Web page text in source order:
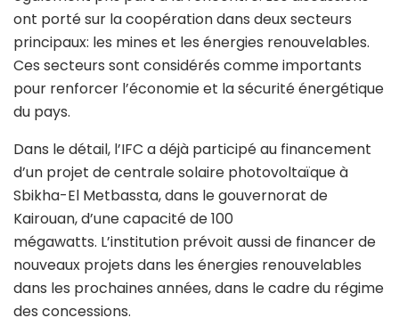
ont porté sur la coopération dans deux secteurs
principaux: les mines et les énergies renouvelables.
Ces secteurs sont considérés comme importants
pour renforcer l’économie et la sécurité énergétique
du pays.
Dans le détail, l’IFC a déjà participé au financement
d’un projet de centrale solaire photovoltaïque à
Sbikha-El Metbassta, dans le gouvernorat de
Kairouan, d’une capacité de 100
mégawatts. L’institution prévoit aussi de financer de
nouveaux projets dans les énergies renouvelables
dans les prochaines années, dans le cadre du régime
des concessions.